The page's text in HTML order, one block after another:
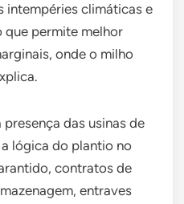
intempéries climáticas e
que permite melhor
onde o milho
das usinas de
lógica do plantio no
contratos de
entraves